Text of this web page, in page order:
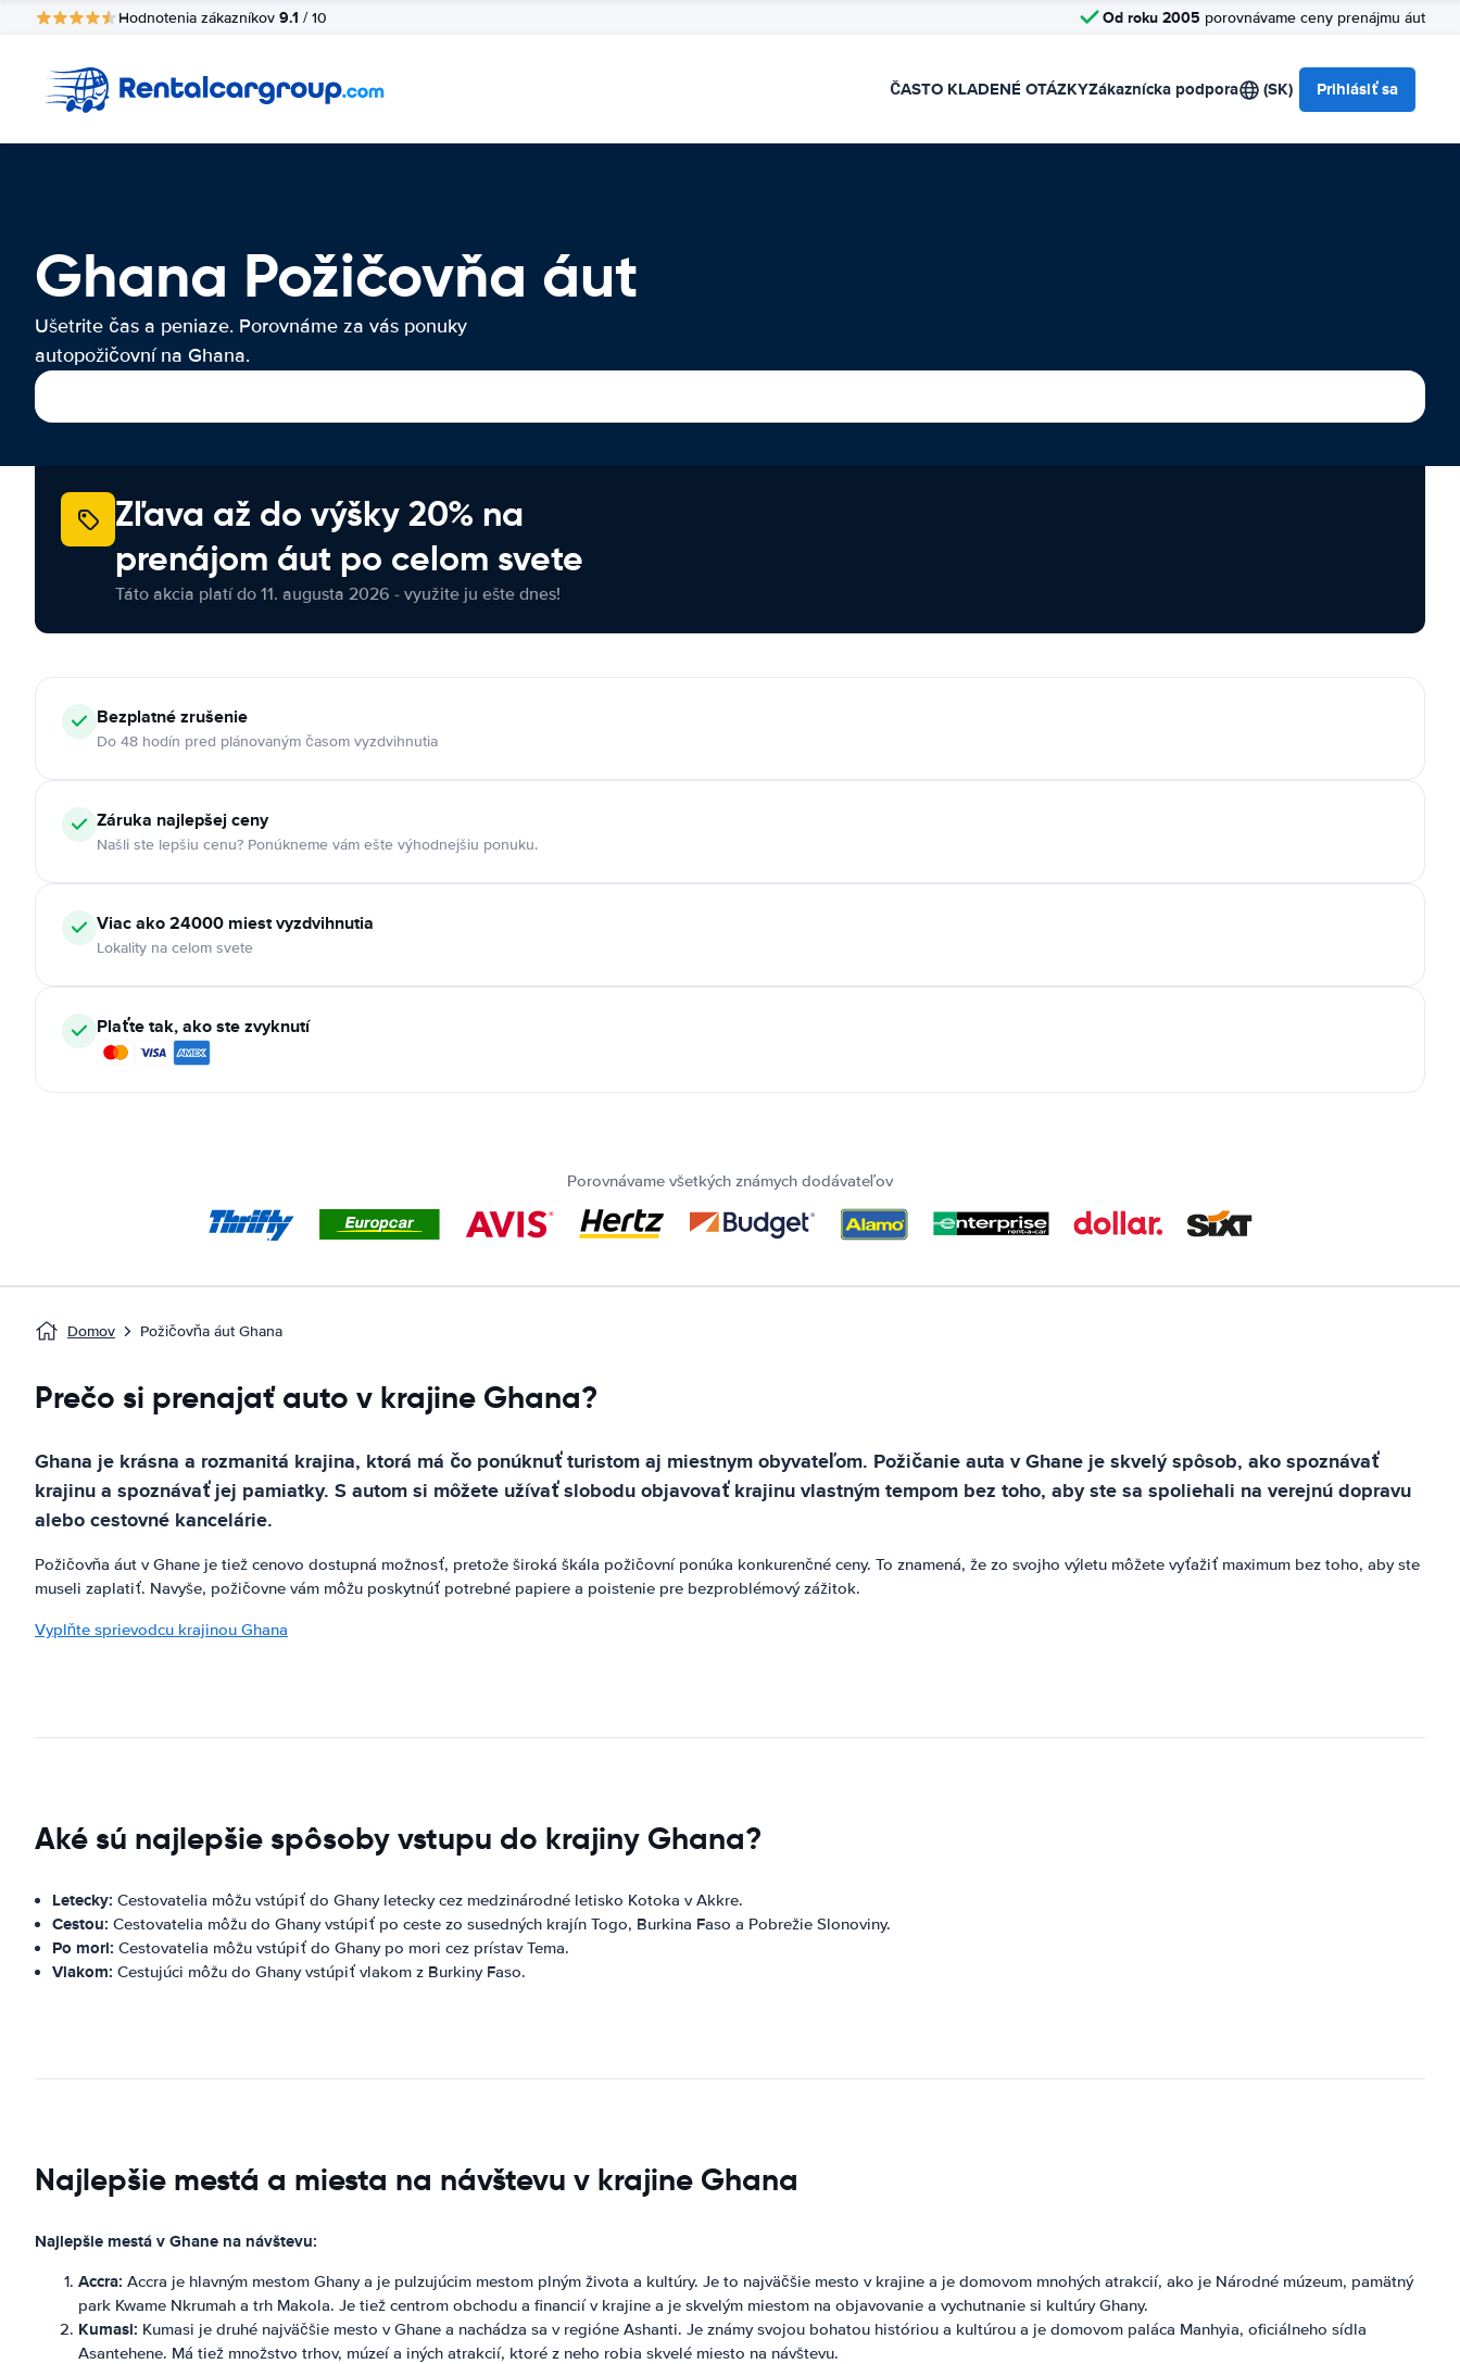
Hodnotenia zákazníkov 9.1 / 10 Od roku 2005 porovnávame ceny prenájmu áut
ČASTO KLADENÉ OTÁZKYZákaznícka podpora (SK) Prihlásiť sa
Ghana Požičovňa áut
Ušetrite čas a peniaze. Porovnáme za vás ponuky
autopožičovní na Ghana.
Zľava až do výšky 20% na
prenájom áut po celom svete
Táto akcia platí do 11. augusta 2026 - využite ju ešte dnes!
Bezplatné zrušenie
Do 48 hodín pred plánovaným časom vyzdvihnutia
Záruka najlepšej ceny
Našli ste lepšiu cenu? Ponúkneme vám ešte výhodnejšiu ponuku.
Viac ako 24000 miest vyzdvihnutia
Lokality na celom svete
Plaťte tak, ako ste zvyknutí
Porovnávame všetkých známych dodávateľov
Domov Požičovňa áut Ghana
Prečo si prenajať auto v krajine Ghana?
Ghana je krásna a rozmanitá krajina, ktorá má čo ponúknuť turistom aj miestnym obyvateľom. Požičanie auta v Ghane je skvelý spôsob, ako spoznávať
krajinu a spoznávať jej pamiatky. S autom si môžete užívať slobodu objavovať krajinu vlastným tempom bez toho, aby ste sa spoliehali na verejnú dopravu
alebo cestovné kancelárie.
Požičovňa áut v Ghane je tiež cenovo dostupná možnosť, pretože široká škála požičovní ponúka konkurenčné ceny. To znamená, že zo svojho výletu môžete vyťažiť maximum bez toho, aby ste
museli zaplatiť. Navyše, požičovne vám môžu poskytnúť potrebné papiere a poistenie pre bezproblémový zážitok.
Vyplňte sprievodcu krajinou Ghana
Aké sú najlepšie spôsoby vstupu do krajiny Ghana?
Letecky: Cestovatelia môžu vstúpiť do Ghany letecky cez medzinárodné letisko Kotoka v Akkre.
Cestou: Cestovatelia môžu do Ghany vstúpiť po ceste zo susedných krajín Togo, Burkina Faso a Pobrežie Slonoviny.
Po mori: Cestovatelia môžu vstúpiť do Ghany po mori cez prístav Tema.
Vlakom: Cestujúci môžu do Ghany vstúpiť vlakom z Burkiny Faso.
Najlepšie mestá a miesta na návštevu v krajine Ghana
Najlepšie mestá v Ghane na návštevu:
Accra: Accra je hlavným mestom Ghany a je pulzujúcim mestom plným života a kultúry. Je to najväčšie mesto v krajine a je domovom mnohých atrakcií, ako je Národné múzeum, pamätný
park Kwame Nkrumah a trh Makola. Je tiež centrom obchodu a financií v krajine a je skvelým miestom na objavovanie a vychutnanie si kultúry Ghany.
Kumasi: Kumasi je druhé najväčšie mesto v Ghane a nachádza sa v regióne Ashanti. Je známy svojou bohatou históriou a kultúrou a je domovom paláca Manhyia, oficiálneho sídla
Asantehene. Má tiež množstvo trhov, múzeí a iných atrakcií, ktoré z neho robia skvelé miesto na návštevu.